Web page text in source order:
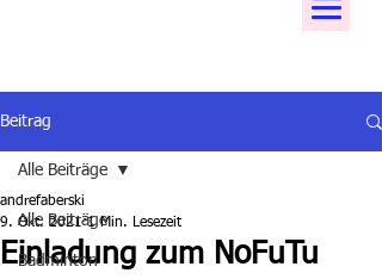
Beitrag
Alle Beiträge
Badminton
Alle Beiträge
Einladung zum NoFuTu
andrefaberski
9. Okt. 2021 1 Min. Lesezeit